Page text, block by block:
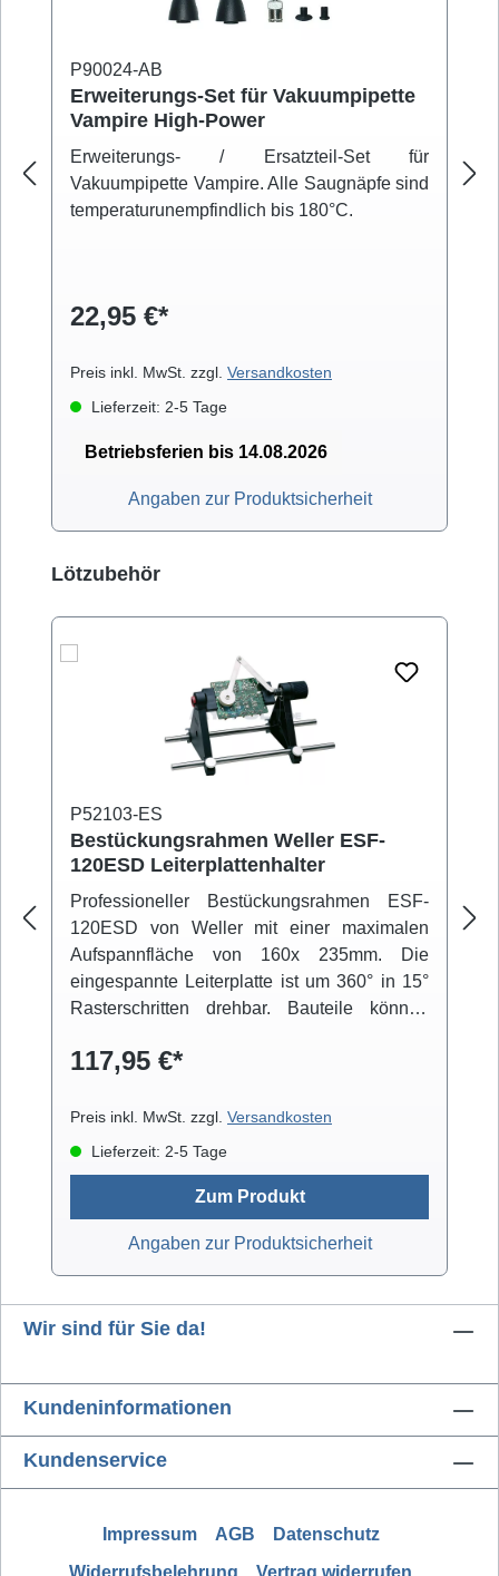
P90024-AB
Erweiterungs-Set für Vakuumpipette
Vampire High-Power
Erweiterungs- / Ersatzteil-Set für
Vakuumpipette Vampire. Alle Saugnäpfe sind
temperaturunempfindlich bis 180°C.
22,95 €*
Preis inkl. MwSt. zzgl. Versandkosten
Lieferzeit: 2-5 Tage
Betriebsferien bis 14.08.2026
Angaben zur Produktsicherheit
Produktgalerie überspringen
Lötzubehör
P52103-ES
Bestückungsrahmen Weller ESF-
120ESD Leiterplattenhalter
Professioneller Bestückungsrahmen ESF-
120ESD von Weller mit einer maximalen
Aufspannfläche von 160x 235mm. Die
eingespannte Leiterplatte ist um 360° in 15°
Rasterschritten drehbar. Bauteile können
Der niedrige Schwerpunkt der Konstruktion
einen rutschfesten Stand.
117,95 €*
Preis inkl. MwSt. zzgl. Versandkosten
Lieferzeit: 2-5 Tage
Zum Produkt
Angaben zur Produktsicherheit
Wir sind für Sie da!
Kundeninformationen
Kundenservice
Impressum AGB
Datenschutz